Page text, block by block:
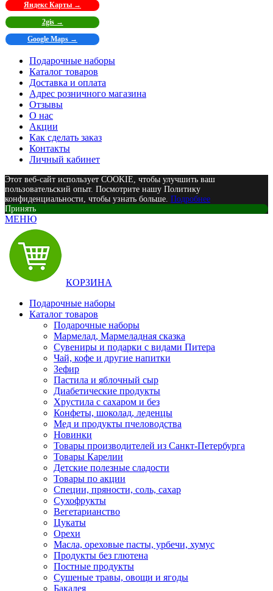
Яндекс Карты →
2gis →
Google Maps →
Подарочные наборы
Каталог товаров
Доставка и оплата
Адрес розничного магазина
Отзывы
О нас
Акции
Как сделать заказ
Контакты
Личный кабинет
Этот веб-сайт использует COOKIE, чтобы улучшить ваш
пользовательский опыт. Посмотрите нашу Политику
конфиденциальности, чтобы узнать больше. Подробнее
Принять
МЕНЮ
КОРЗИНА
Подарочные наборы
Каталог товаров
Подарочные наборы
Мармелад, Мармеладная сказка
Сувениры и подарки с видами Питера
Чай, кофе и другие напитки
Зефир
Пастила и яблочный сыр
Диабетические продукты
Хрустила с сахаром и без
Конфеты, шоколад, леденцы
Мед и продукты пчеловодства
Новинки
Товары производителей из Санкт-Петербурга
Товары Карелии
Детские полезные сладости
Товары по акции
Специи, пряности, соль, сахар
Сухофрукты
Вегетарианство
Цукаты
Орехи
Масла, ореховые пасты, урбечи, хумус
Продукты без глютена
Постные продукты
Сушеные травы, овощи и ягоды
Бакалея